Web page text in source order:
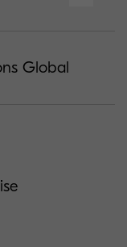
Global